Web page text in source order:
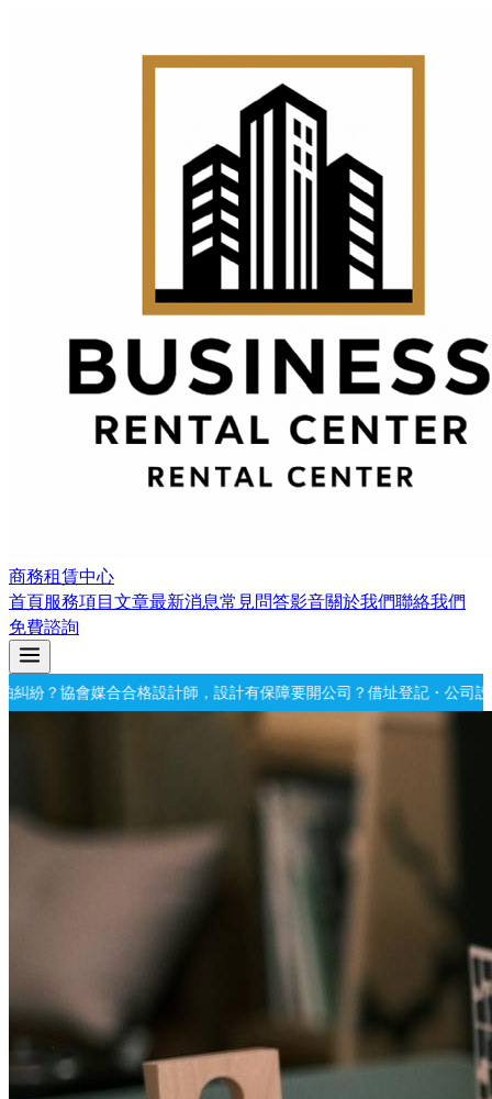
商務租賃中心
首頁服務項目文章最新消息常見問答影音關於我們聯絡我們
免費諮詢
設計師，設計有保障要開公司？借址登記・公司設立・工商登記一次辦